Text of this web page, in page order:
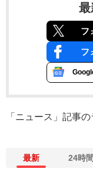
最
フ
フ
「ニュース」記事
最新 24時間